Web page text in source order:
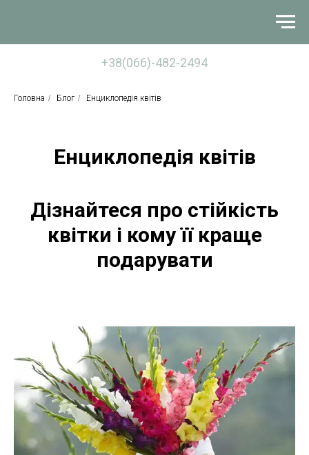
+38(066)-482-2494
Головна / Блог / Енциклопедія квітів
Енциклопедія квітів
Дізнайтеся про стійкість
квітки і кому її краще
подарувати